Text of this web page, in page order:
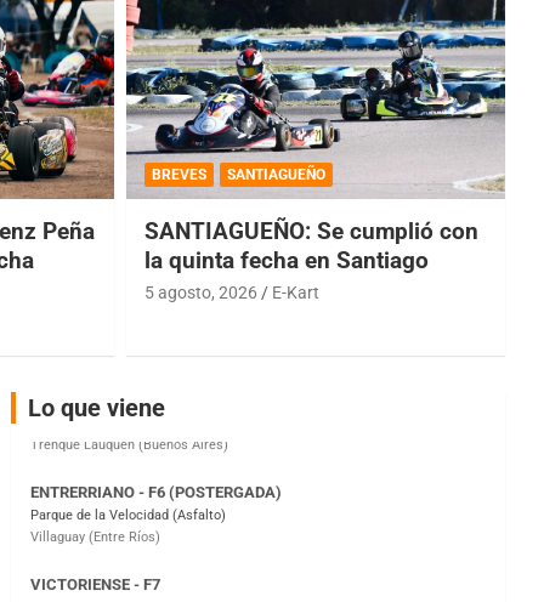
Peña
BREVES SANTIAGUEÑO
SANTIAGUEÑO: Se cumplió con
la quinta fecha en Santiago
5 agosto, 2026 E-Kart
Lo que viene
COBERTURA ESPECIAL DE E-KART.COM.AR
08/09-AGO
Ramiro Tot (Asfalto)
Baradero (Buenos Aires)
Parque de la Velocidad (Asfalto)
VICTORIENSE - F7
El Cerro (Tierra)
Victoria (Entre Ríos)
PATAGONICO - F6